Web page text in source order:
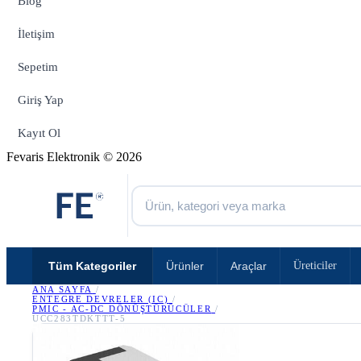
İletişim
Sepetim
Giriş Yap
Kayıt Ol
Fevaris Elektronik © 2026
Tüm Kategoriler Ürünler Araçlar Üreticiler
ANA SAYFA /
ENTEGRE DEVRELER (IC) /
PMIC - AC-DC DÖNÜŞTÜRÜCÜLER /
UCC283TDKTTT-5